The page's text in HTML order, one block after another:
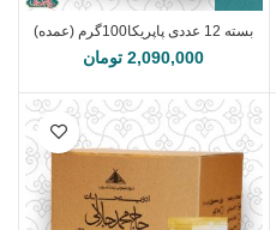
بسته 12 عددی پاپریکا100گرم (عمده)
2,090,000 تومان